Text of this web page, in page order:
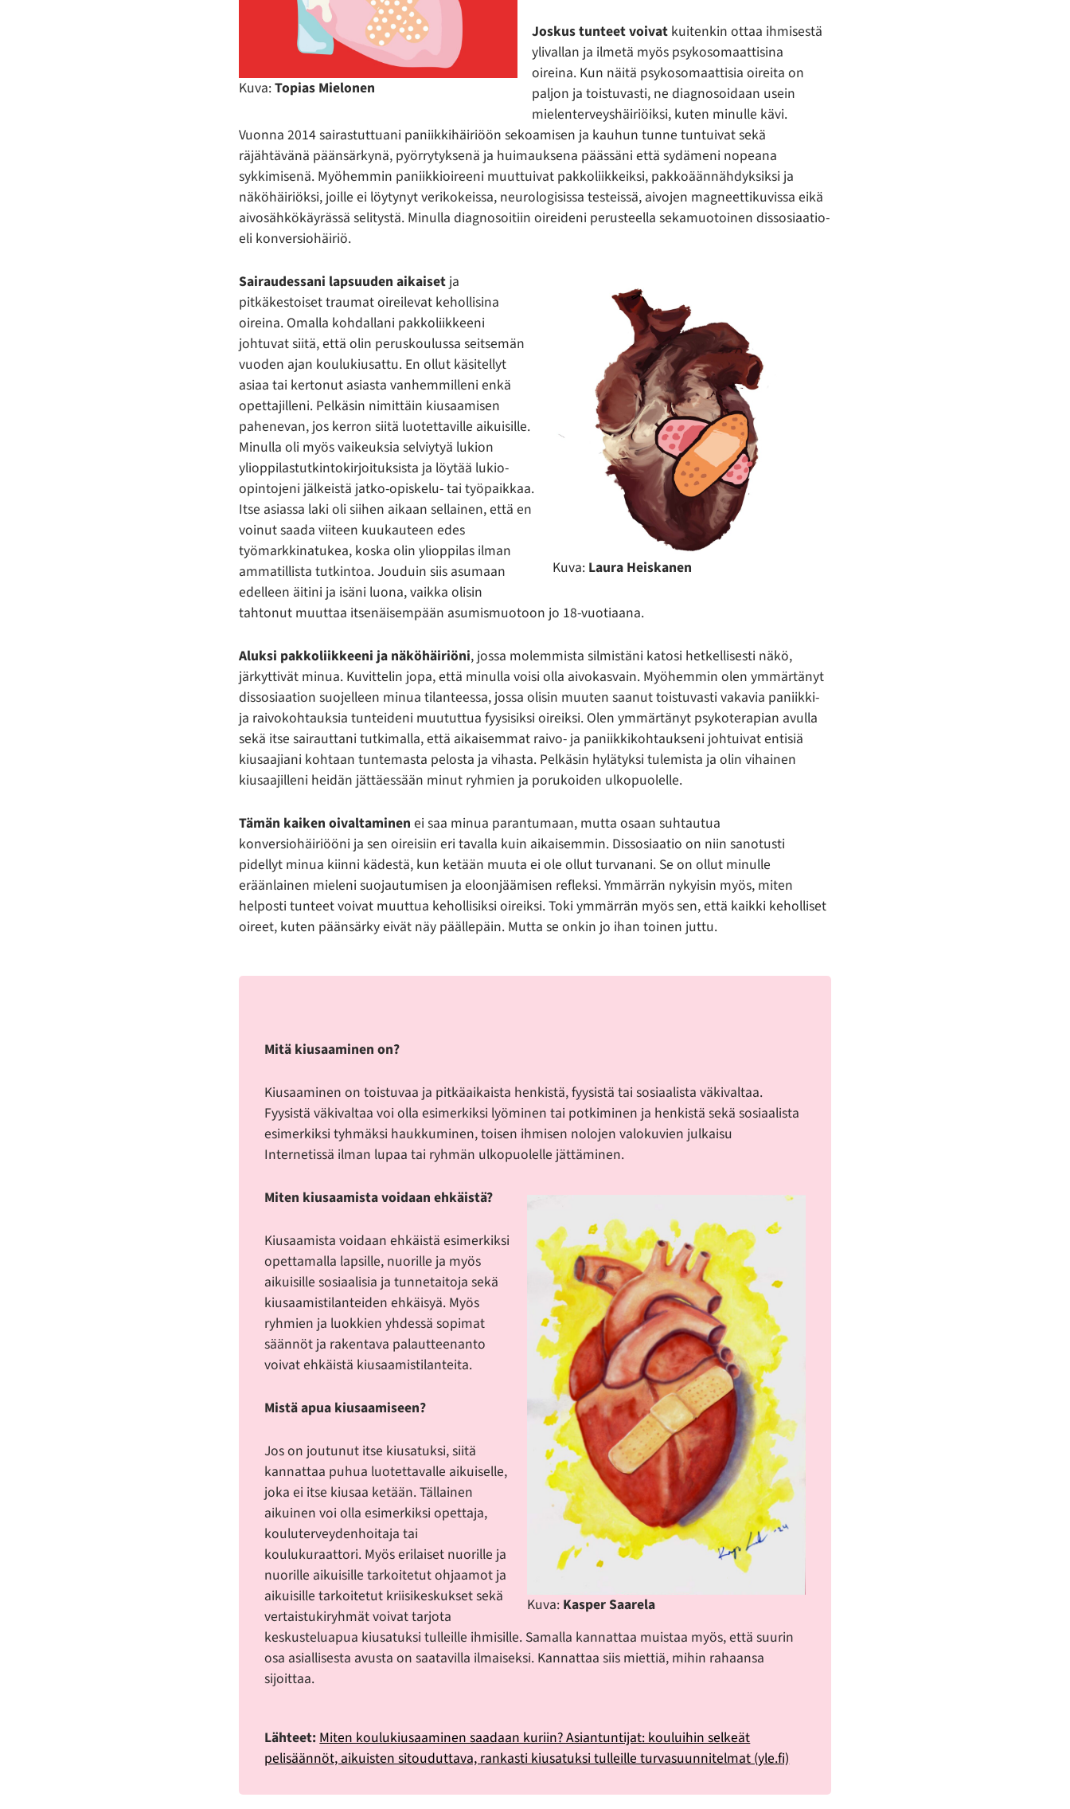
Kuva:Topias Mielonen
Joskus tunteet voivat kuitenkin ottaa ihmisestä
ylivallan ja ilmetä myös psykosomaattisina
oireina. Kun näitä psykosomaattisia oireita on
paljon ja toistuvasti, ne diagnosoidaan usein
mielenterveyshäiriöiksi, kuten minulle kävi.
Vuonna 2014 sairastuttuani paniikkihäiriöön sekoamisen ja kauhun tunne tuntuivat sekä
räjähtävänä päänsärkynä, pyörrytyksenä ja huimauksena päässäni että sydämeni nopeana
sykkimisenä. Myöhemmin paniikkioireeni muuttuivat pakkoliikkeiksi, pakkoäännähdyksiksi ja
näköhäiriöksi, joille ei löytynyt verikokeissa, neurologisissa testeissä, aivojen magneettikuvissa eikä
aivosähkökäyrässä selitystä. Minulla diagnosoitiin oireideni perusteella sekamuotoinen dissosiaatio-
eli konversiohäiriö.
Kuva: Laura Heiskanen
Sairaudessani lapsuuden aikaiset ja
pitkäkestoiset traumat oireilevat kehollisina
oireina. Omalla kohdallani pakkoliikkeeni
johtuvat siitä, että olin peruskoulussa seitsemän
vuoden ajan koulukiusattu. En ollut käsitellyt
asiaa tai kertonut asiasta vanhemmilleni enkä
opettajilleni. Pelkäsin nimittäin kiusaamisen
pahenevan, jos kerron siitä luotettaville aikuisille.
Minulla oli myös vaikeuksia selviytyä lukion
ylioppilastutkintokirjoituksista ja löytää lukio-
opintojeni jälkeistä jatko-opiskelu- tai työpaikkaa.
Itse asiassa laki oli siihen aikaan sellainen, että en
voinut saada viiteen kuukauteen edes
työmarkkinatukea, koska olin ylioppilas ilman
ammatillista tutkintoa. Jouduin siis asumaan
edelleen äitini ja isäni luona, vaikka olisin
tahtonut muuttaa itsenäisempään asumismuotoon jo 18-vuotiaana.
Aluksi pakkoliikkeeni ja näköhäiriöni, jossa molemmista silmistäni katosi hetkellisesti näkö,
järkyttivät minua. Kuvittelin jopa, että minulla voisi olla aivokasvain. Myöhemmin olen ymmärtänyt
dissosiaation suojelleen minua tilanteessa, jossa olisin muuten saanut toistuvasti vakavia paniikki-
ja raivokohtauksia tunteideni muututtua fyysisiksi oireiksi. Olen ymmärtänyt psykoterapian avulla
sekä itse sairauttani tutkimalla, että aikaisemmat raivo- ja paniikkikohtaukseni johtuivat entisiä
kiusaajiani kohtaan tuntemasta pelosta ja vihasta. Pelkäsin hylätyksi tulemista ja olin vihainen
kiusaajilleni heidän jättäessään minut ryhmien ja porukoiden ulkopuolelle.
Tämän kaiken oivaltaminenei saa minua parantumaan, mutta osaan suhtautua
konversiohäiriööni ja sen oireisiin eri tavalla kuin aikaisemmin. Dissosiaatio on niin sanotusti
pidellyt minua kiinni kädestä, kun ketään muuta ei ole ollut turvanani. Se on ollut minulle
eräänlainen mieleni suojautumisen ja eloonjäämisen refleksi. Ymmärrän nykyisin myös, miten
helposti tunteet voivat muuttua kehollisiksi oireiksi. Toki ymmärrän myös sen, että kaikki keholliset
oireet, kuten päänsärky eivät näy päällepäin. Mutta se onkin jo ihan toinen juttu.
Mitä kiusaaminen on?
Kiusaaminen on toistuvaa ja pitkäaikaista henkistä, fyysistä tai sosiaalista väkivaltaa.
Fyysistä väkivaltaa voi olla esimerkiksi lyöminen tai potkiminen ja henkistä sekä sosiaalista
esimerkiksi tyhmäksi haukkuminen, toisen ihmisen nolojen valokuvien julkaisu
Internetissä ilman lupaa tai ryhmän ulkopuolelle jättäminen.
Kuva: Kasper Saarela
Miten kiusaamista voidaan ehkäistä?
Kiusaamista voidaan ehkäistä esimerkiksi
opettamalla lapsille, nuorille ja myös
aikuisille sosiaalisia ja tunnetaitoja sekä
kiusaamistilanteiden ehkäisyä. Myös
ryhmien ja luokkien yhdessä sopimat
säännöt ja rakentava palautteenanto
voivat ehkäistä kiusaamistilanteita.
Mistä apua kiusaamiseen?
Jos on joutunut itse kiusatuksi, siitä
kannattaa puhua luotettavalle aikuiselle,
joka ei itse kiusaa ketään. Tällainen
aikuinen voi olla esimerkiksi opettaja,
kouluterveydenhoitaja tai
koulukuraattori. Myös erilaiset nuorille ja
nuorille aikuisille tarkoitetut ohjaamot ja
aikuisille tarkoitetut kriisikeskukset sekä
vertaistukiryhmät voivat tarjota
keskusteluapua kiusatuksi tulleille ihmisille. Samalla kannattaa muistaa myös, että suurin
osa asiallisesta avusta on saatavilla ilmaiseksi. Kannattaa siis miettiä, mihin rahaansa
sijoittaa.
Lähteet:Miten koulukiusaaminen saadaan kuriin? Asiantuntijat: kouluihin selkeät
pelisäännöt, aikuisten sitouduttava, rankasti kiusatuksi tulleille turvasuunnitelmat (yle.fi)